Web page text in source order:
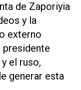
de Zaporiyia
y la
externo
presidente
el ruso,
generar esta